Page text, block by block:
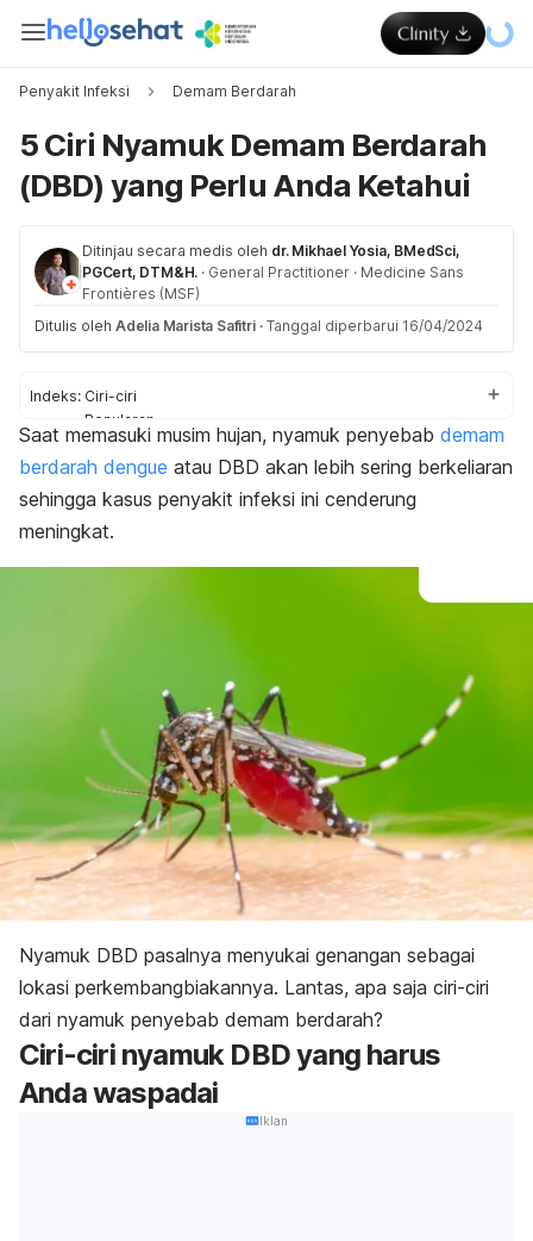
Penyakit Infeksi Demam Berdarah
5 Ciri Nyamuk Demam Berdarah
(DBD) yang Perlu Anda Ketahui
Ditinjau secara medis oleh dr. Mikhael Yosia, BMedSci,
PGCert, DTM&H. · General Practitioner · Medicine Sans
Frontières (MSF)
Ditulis oleh Adelia Marista Safitri · Tanggal diperbarui 16/04/2024
Indeks: Ciri-ciri
Penularan
Pencegahan
Saat memasuki musim hujan, nyamuk penyebab demam
berdarah dengue atau DBD akan lebih sering berkeliaran
sehingga kasus penyakit infeksi ini cenderung
meningkat.
Nyamuk DBD pasalnya menyukai genangan sebagai
lokasi perkembangbiakannya. Lantas, apa saja ciri-ciri
dari nyamuk penyebab demam berdarah?
Ciri-ciri nyamuk DBD yang harus
Anda waspadai
Iklan